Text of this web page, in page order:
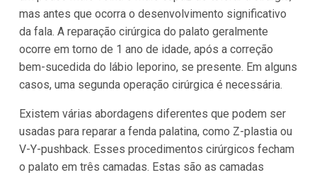
mas antes que ocorra o desenvolvimento significativo
da fala. A reparação cirúrgica do palato geralmente
ocorre em torno de 1 ano de idade, após a correção
bem-sucedida do lábio leporino, se presente. Em alguns
casos, uma segunda operação cirúrgica é necessária.
Existem várias abordagens diferentes que podem ser
usadas para reparar a fenda palatina, como Z-plastia ou
V-Y-pushback. Esses procedimentos cirúrgicos fecham
o palato em três camadas. Estas são as camadas